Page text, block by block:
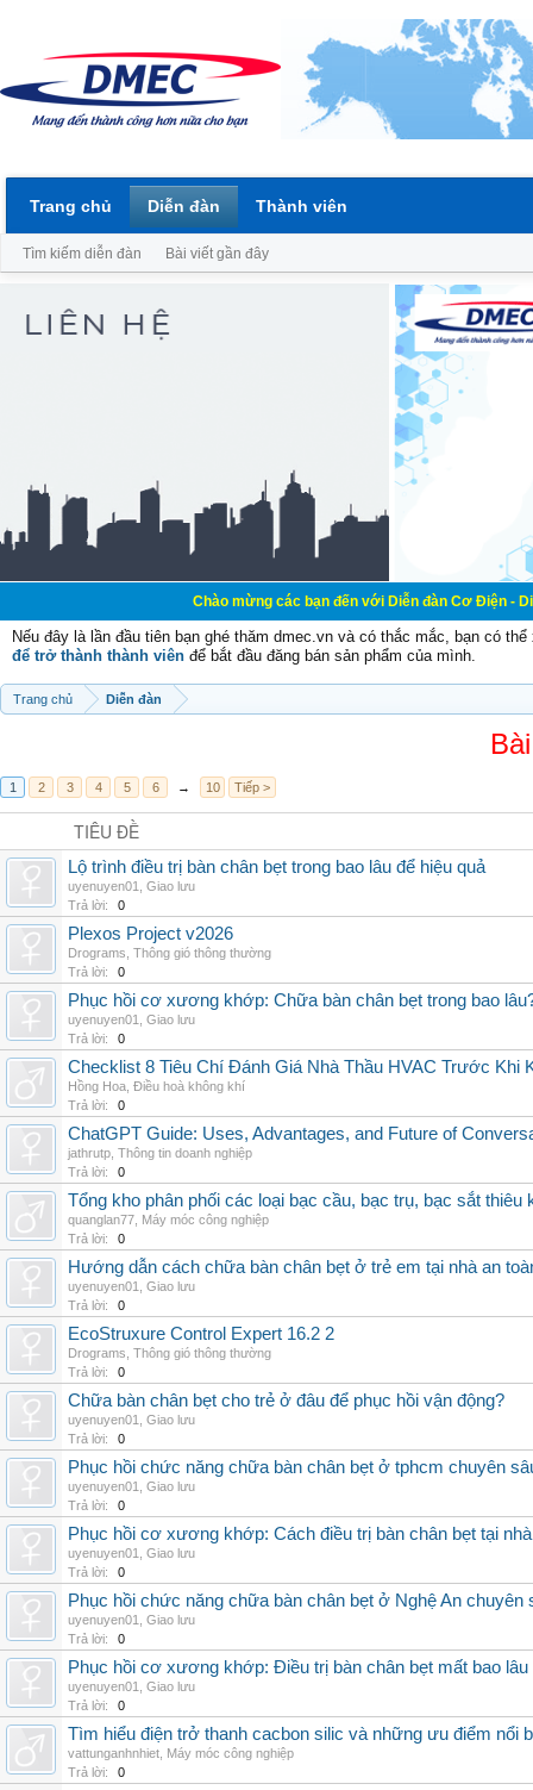
Chào mừng các bạn đến với Diễn đàn Cơ Điện - Diễn đàn
Nếu đây là lần đầu tiên bạn ghé thăm dmec.vn và có thắc mắc, bạn có
để trở thành thành viên để bắt đầu đăng bán sản phẩm của mình.
Trang chủ Diễn đàn
1 2 3 4 5 6 → 10 Tiếp >
TIÊU ĐỀ
Lộ trình điều trị bàn chân bẹt trong bao lâu để hiệu quả
uyenuyen01
Giao lưu
Trả lời:
0
Plexos Project v2026
Drograms Thông gió thông thường
Trả lời:
0
Phục hồi cơ xương khớp: Chữa bàn chân bẹt trong bao
uyenuyen01
Giao lưu
Trả lời:
0
Checklist 8 Tiêu Chí Đánh Giá Nhà Thầu HVAC Trước Khi
Hồng Hoa Điều hoà không khí
Trả lời:
0
ChatGPT Guide: Uses, Advantages, and Future of
jathrutp Thông tin doanh nghiệp
Trả lời:
0
Tổng kho phân phối các loại bạc cầu, bạc trụ, bạc sắt thiêu
quanglan77 Máy móc công nghiệp
Trả lời:
0
Hướng dẫn cách chữa bàn chân bẹt ở trẻ em tại nhà an
uyenuyen01
Giao lưu
Trả lời:
0
EcoStruxure Control Expert 16.2 2
Drograms Thông gió thông thường
Trả lời:
0
Chữa bàn chân bẹt cho trẻ ở đâu để phục hồi vận động?
uyenuyen01
Giao lưu
Trả lời:
0
Phục hồi chức năng chữa bàn chân bẹt ở tphcm chuyên
uyenuyen01
Giao lưu
Trả lời:
0
Phục hồi cơ xương khớp: Cách điều trị bàn chân bẹt tại
uyenuyen01
Giao lưu
Trả lời:
0
Phục hồi chức năng chữa bàn chân bẹt ở Nghệ An chuyên
uyenuyen01
Giao lưu
Trả lời:
0
Phục hồi cơ xương khớp: Điều trị bàn chân bẹt mất bao lâu
uyenuyen01
Giao lưu
Trả lời:
0
Tìm hiểu điện trở thanh cacbon silic và những ưu điểm nổi
vattunganhnhiet Máy móc công nghiệp
Trả lời:
0
Trang chủ Diễn đàn
Tìm kiếm diễn đàn Bài viết gần đây
Thành viên